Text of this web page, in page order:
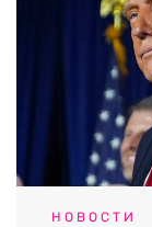
НОВОСТИ